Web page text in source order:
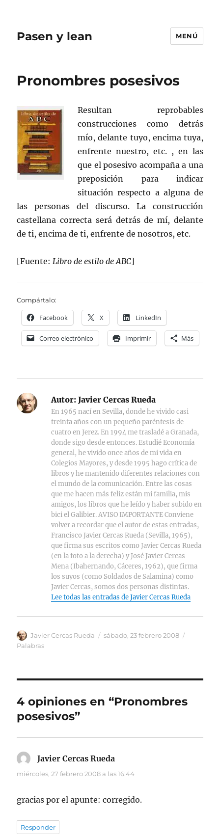
Pasen y lean MENÚ
Pronombres posesivos
Resultan reprobables
construcciones como detrás
mío, delante tuyo, encima tuya,
enfrente nuestro, etc. , en las
que el posesivo acompaña a una
preposición para indicar
situación respecto a alguna de
las personas del discurso. La construcción
castellana correcta será detrás de mí, delante
de ti, encima de ti, enfrente de nosotros, etc.
[Fuente: Libro de estilo de ABC]
Compártalo:
Facebook X LinkedIn
Correo electrónico Imprimir Más
Autor: Javier Cercas Rueda
En 1965 nací en Sevilla, donde he vivido casi
treinta años con un pequeño paréntesis de
cuatro en Jerez. En 1994 me trasladé a Granada,
donde sigo desde entonces. Estudié Economía
general, he vivido once años de mi vida en
Colegios Mayores, y desde 1995 hago crítica de
libros y he mantenido diferentes relaciones con
el mundo de la comunicación. Entre las cosas
que me hacen más feliz están mi familia, mis
amigos, los libros que he leído y haber subido en
bici el Galibier. AVISO IMPORTANTE Conviene
volver a recordar que el autor de estas entradas,
Francisco Javier Cercas Rueda (Sevilla, 1965),
que firma sus escritos como Javier Cercas Rueda
(en la foto a la derecha) y José Javier Cercas
Mena (Ibahernando, Cáceres, 1962), que firma
los suyos (como Soldados de Salamina) como
Javier Cercas, somos dos personas distintas.
Lee todas las entradas de Javier Cercas Rueda
Autor
Javier Cercas Rueda
Publicado
sábado, 23 febrero 2008
Palabras
4 opiniones en “Pronombres
posesivos”
Javier Cercas Rueda
miércoles, 27 febrero 2008 a las 16:44
gracias por el apunte: corregido.
Responder